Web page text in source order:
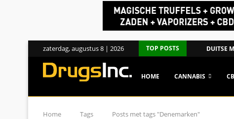
zaterdag, augustus 8 | 2026 TOP POSTS DUITSE
HOME CANNABIS
Home Tags Posts met tags "Denemarken"